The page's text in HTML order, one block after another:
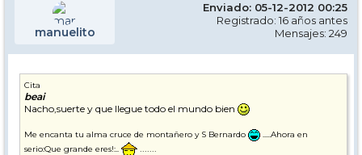
manuelito
Enviado: 05-12-2012 00:25
Registrado: 16 años antes
Mensajes: 249
Cita
beai
Nacho,suerte y que llegue todo el mundo bien
Me encanta tu alma cruce de montañero y S Bernardo
.....Ahora en
serio:Que grande eres!:..